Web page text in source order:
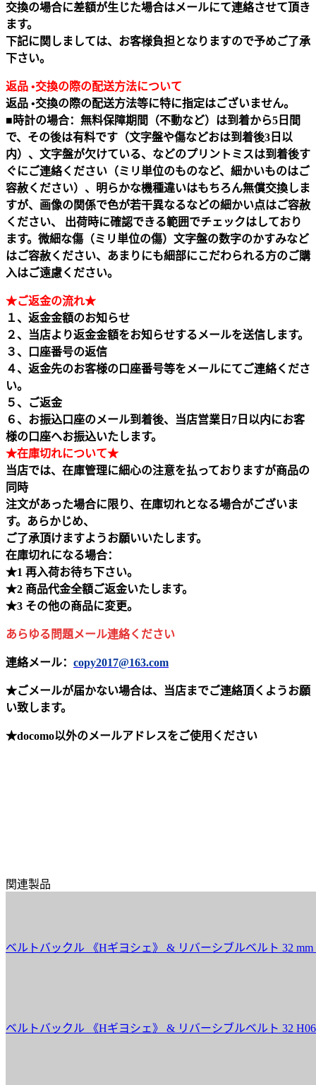
交換の場合に差額が生じた場合はメールにて連絡させて頂き
ます。
下記に関しましては、お客様負担となりますので予めご了承
下さい。
返品 •交換の際の配送方法について
返品 •交換の際の配送方法等に特に指定はございません。
■時計の場合：無料保障期間（不動など）は到着から5日間
で、その後は有料です（文字盤や傷などおは到着後3日以
内）、文字盤が欠けている、などのプリントミスは到着後す
ぐにご連絡ください（ミリ単位のものなど、細かいものはご
容赦ください）、明らかな機種違いはもちろん無償交換しま
すが、画像の関係で色が若干異なるなどの細かい点はご容赦
ください、 出荷時に確認できる範囲でチェックはしており
ます。微細な傷（ミリ単位の傷）文字盤の数字のかすみなど
はご容赦ください、あまりにも細部にこだわられる方のご購
入はご遠慮ください。
★ご返金の流れ★
１、返金金額のお知らせ
２、当店より返金金額をお知らせするメールを送信します。
３、口座番号の返信
４、返金先のお客様の口座番号等をメールにてご連絡くださ
い。
５、ご返金
６、お振込口座のメール到着後、当店営業日7日以内にお客
様の口座へお振込いたします。
★在庫切れについて★
当店では、在庫管理に細心の注意を払っておりますが商品の
同時
注文があった場合に限り、在庫切れとなる場合がございま
す。あらかじめ、
ご了承頂けますようお願いいたします。
在庫切れになる場合：
★1 再入荷お待ち下さい。
★2 商品代金全額ご返金いたします。
★3 その他の商品に変更。
あらゆる問題メール連絡ください
連絡メール： copy2017@163.com
★ごメールが届かない場合は、当店までご連絡頂くようお願
い致します。
★docomo以外のメールアドレスをご使用ください
関連製品
バックル 《Hギヨシェ》 & リバーシブルベルト 32 mm
バックル 《Hギヨシェ》 & リバーシブルベルト 32